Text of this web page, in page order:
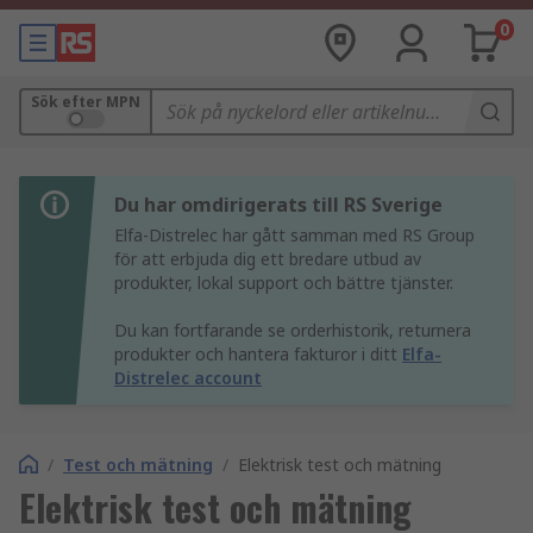
0
Sök efter MPN
Du har omdirigerats till RS Sverige
Elfa-Distrelec har gått samman med RS Group
för att erbjuda dig ett bredare utbud av
produkter, lokal support och bättre tjänster.
Du kan fortfarande se orderhistorik, returnera
produkter och hantera fakturor i ditt Elfa-
Distrelec account
/ Test och mätning / Elektrisk test och mätning
Elektrisk test och mätning